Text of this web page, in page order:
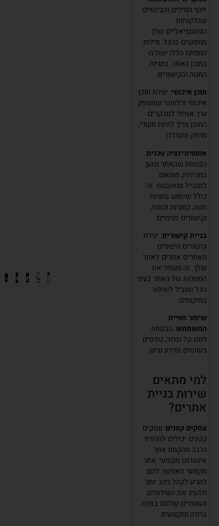
זיהוי המילים והביטויים
שהלקוחות
הפוטנציאליים שלך
מחפשים בגוגל. מילות
המפתח הללו ישולבו
בתוכן האתר, בתגיות
המטה ובקישורים.
תוכן איכותי: יצירת תוכן
איכותי ורלוונטי שמספק
ערך אמיתי למבקרים.
התוכן צריך להיות מקורי,
מרתק ומעודכן.
אופטימיזציה טכנית:
הבטחת שהאתר נטען
במהירות, מותאם
למובייל ומאובטח. זה
כולל שימוש בתגיות
מטה, כותרות נכונות
וקישורים פנימיים.
בניית קישורים: יצירת
קישורים חיצוניים
מאתרים אחרים לאתר
שלך. זה משפר את
הסמכות של האתר בעיני
גוגל ומוביל לשיפור
במיקומים.
שיפור חוויית
המשתמש: הבטחת
ניווט קל וברור, טפסים
פשוטים ומידע נגיש.
למי מתאים
שירות בניית
אתרים?
עסקים קטנים: עסקים
קטנים יכולים להרוויח
הרבה מהקמת אתר
אינטרנט מקצועי. אתר
מקצועי מאפשר להם
להגיע לקהל רחב יותר
ולהציג את השירותים
והמוצרים שלהם בצורה
ברורה ומקצועית.